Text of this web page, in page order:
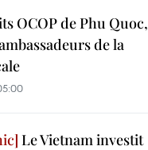
OCOP de Phu Quoc,
de la
Le Vietnam investit